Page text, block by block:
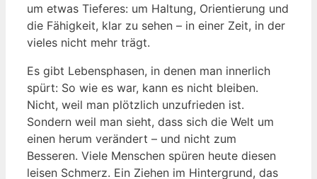
um etwas Tieferes: um Haltung, Orientierung und
die Fähigkeit, klar zu sehen – in einer Zeit, in der
vieles nicht mehr trägt.
Es gibt Lebensphasen, in denen man innerlich
spürt: So wie es war, kann es nicht bleiben.
Nicht, weil man plötzlich unzufrieden ist.
Sondern weil man sieht, dass sich die Welt um
einen herum verändert – und nicht zum
Besseren. Viele Menschen spüren heute diesen
leisen Schmerz. Ein Ziehen im Hintergrund, das